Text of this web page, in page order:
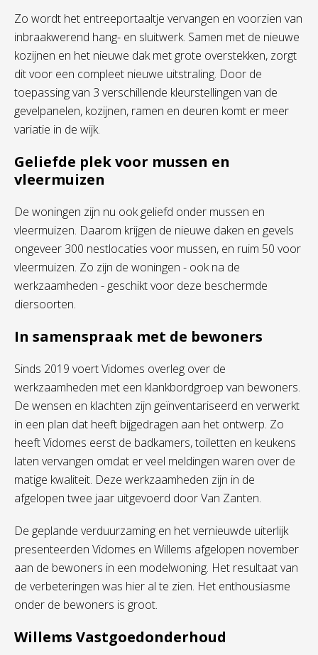
Zo wordt het entreeportaaltje vervangen en voorzien van
inbraakwerend hang- en sluitwerk. Samen met de nieuwe
kozijnen en het nieuwe dak met grote overstekken, zorgt
dit voor een compleet nieuwe uitstraling. Door de
toepassing van 3 verschillende kleurstellingen van de
gevelpanelen, kozijnen, ramen en deuren komt er meer
variatie in de wijk.
Geliefde plek voor mussen en
vleermuizen
De woningen zijn nu ook geliefd onder mussen en
vleermuizen. Daarom krijgen de nieuwe daken en gevels
ongeveer 300 nestlocaties voor mussen, en ruim 50 voor
vleermuizen. Zo zijn de woningen - ook na de
werkzaamheden - geschikt voor deze beschermde
diersoorten.
In samenspraak met de bewoners
Sinds 2019 voert Vidomes overleg over de
werkzaamheden met een klankbordgroep van bewoners.
De wensen en klachten zijn geïnventariseerd en verwerkt
in een plan dat heeft bijgedragen aan het ontwerp. Zo
heeft Vidomes eerst de badkamers, toiletten en keukens
laten vervangen omdat er veel meldingen waren over de
matige kwaliteit. Deze werkzaamheden zijn in de
afgelopen twee jaar uitgevoerd door Van Zanten.
De geplande verduurzaming en het vernieuwde uiterlijk
presenteerden Vidomes en Willems afgelopen november
aan de bewoners in een modelwoning. Het resultaat van
de verbeteringen was hier al te zien. Het enthousiasme
onder de bewoners is groot.
Willems Vastgoedonderhoud